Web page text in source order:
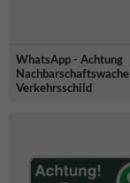
WhatsApp - Achtung
Nachbarschaftswache
Verkehrsschild